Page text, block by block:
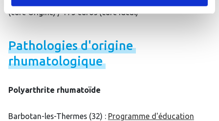
(cure Origine) / 175 euros (cure Idéal)
Pathologiesd'origine
rhumatologique
Polyarthrite rhumatoïde
Barbotan-les-Thermes (32) : Programme d'éducation